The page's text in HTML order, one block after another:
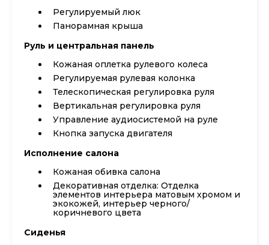
Регулируемый люк
Панорамная крыша
Руль и центральная панель
Кожаная оплетка рулевого колеса
Регулируемая рулевая колонка
Телескопическая регулировка руля
Вертикальная регулировка руля
Управление аудиосистемой на руле
Кнопка запуска двигателя
Исполнение салона
Кожаная обивка салона
Декоративная отделка: Отделка
элементов интерьера матовым хромом и
экокожей, интерьер черного/
коричневого цвета
Сиденья